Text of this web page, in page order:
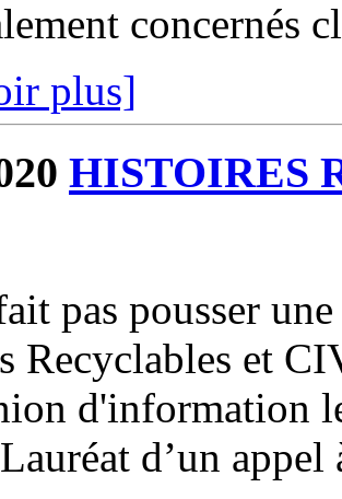
concernés
plus]
HISTOIRES
pas pousser
Recyclables et
d'information
d’un appel